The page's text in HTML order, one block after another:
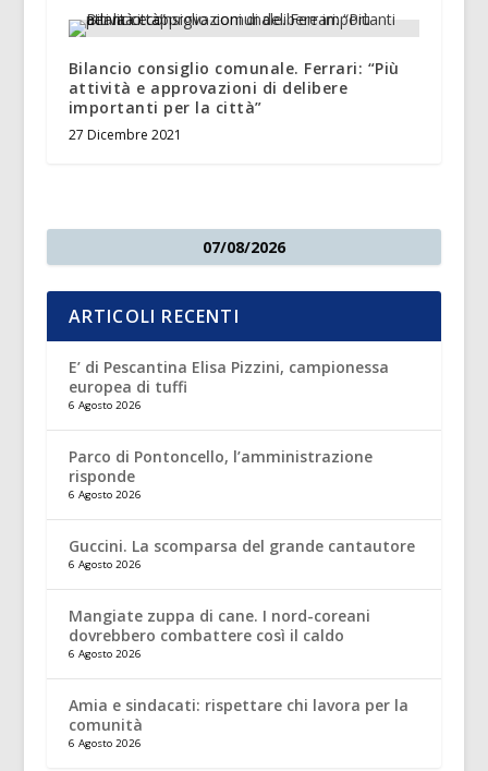
Bilancio consiglio comunale. Ferrari: “Più
attività e approvazioni di delibere
importanti per la città”
27 Dicembre 2021
07/08/2026
ARTICOLI RECENTI
E’ di Pescantina Elisa Pizzini, campionessa
europea di tuffi
6 Agosto 2026
Parco di Pontoncello, l’amministrazione
risponde
6 Agosto 2026
Guccini. La scomparsa del grande cantautore
6 Agosto 2026
Mangiate zuppa di cane. I nord-coreani
dovrebbero combattere così il caldo
6 Agosto 2026
Amia e sindacati: rispettare chi lavora per la
comunità
6 Agosto 2026